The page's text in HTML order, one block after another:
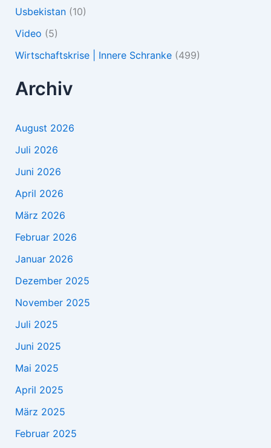
Usbekistan(10)
Video (5)
Wirtschaftskrise | Innere Schranke(499)
Archiv
August 2026
Juli 2026
Juni 2026
April 2026
März 2026
Februar 2026
Januar 2026
Dezember 2025
November 2025
Juli 2025
Juni 2025
Mai 2025
April 2025
März 2025
Februar 2025